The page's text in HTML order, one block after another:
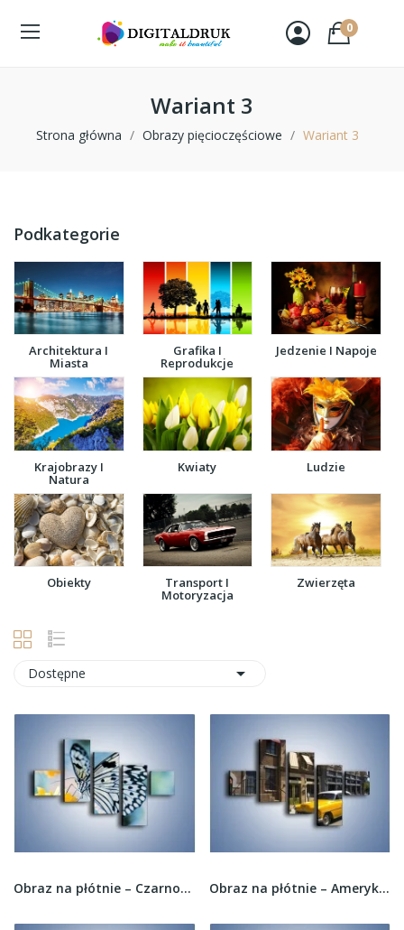
0
Wariant 3
Strona główna Obrazy pięcioczęściowe Wariant 3
Podkategorie
Architektura I
Miasta
Grafika I
Reprodukcje
Jedzenie I Napoje
Krajobrazy I
Natura
Kwiaty Ludzie
Obiekty Transport I
Motoryzacja
Zwierzęta
Dostępne 
Obraz na płótnie – Czarno-biały motyl i kwiat –... Obraz na płótnie – Amerykańska taksówka z lat...